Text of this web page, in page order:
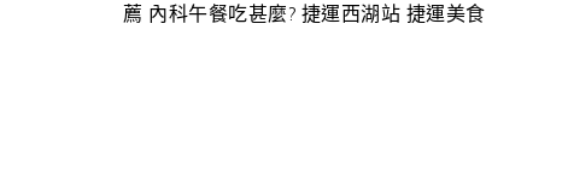
薦 內科午餐吃甚麼? 捷運西湖站 捷運美食